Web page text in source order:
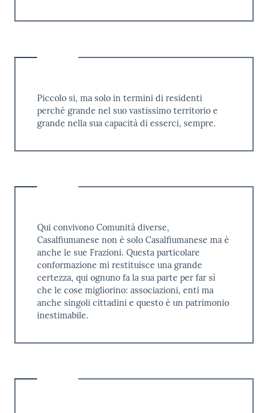
Piccolo si, ma solo in termini di residenti
perché grande nel suo vastissimo territorio e
grande nella sua capacità di esserci, sempre.
Qui convivono Comunità diverse,
Casalfiumanese non è solo Casalfiumanese ma è
anche le sue Frazioni. Questa particolare
conformazione mi restituisce una grande
certezza, qui ognuno fa la sua parte per far sì
che le cose migliorino: associazioni, enti ma
anche singoli cittadini e questo è un patrimonio
inestimabile.